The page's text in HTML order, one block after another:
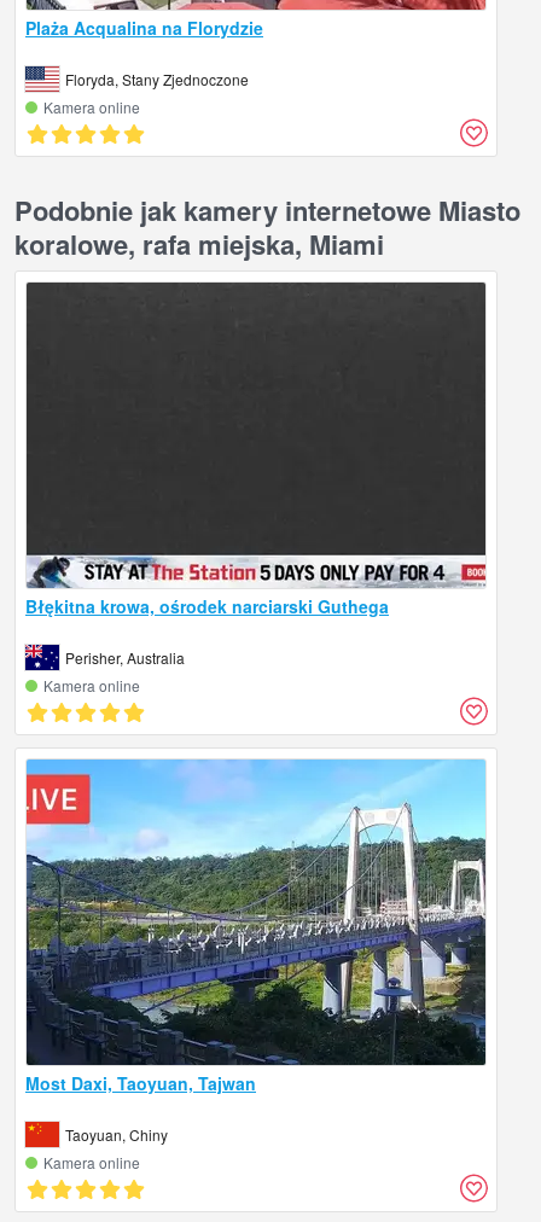
Plaża Acqualina na Florydzie
Floryda, Stany Zjednoczone
Kamera online
Podobnie jak kamery internetowe Miasto
koralowe, rafa miejska, Miami
Błękitna krowa, ośrodek narciarski Guthega
Perisher, Australia
Kamera online
Most Daxi, Taoyuan, Tajwan
Taoyuan, Chiny
Kamera online